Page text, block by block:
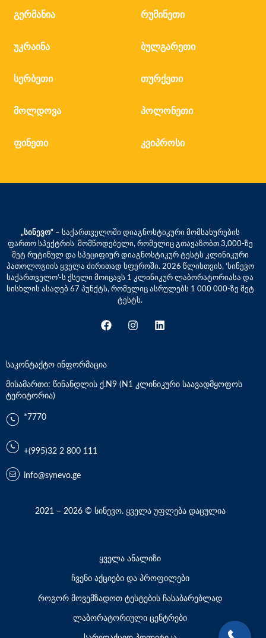
გერმანია რუმინეთი
უკრაინა ბულგარეთი
სერბეთი თურქეთი
მოლდოვა პოლონეთი
ფინეთი კვიპროსი
„სინევო“ – საქართველოში დიაგნოსტიკური მომსახურების
ფართო სპექტრის მომწოდებელი, რომელიც გთავაზობთ 3,000-ზე
მეტ რუტინულ და სპეციფიურ დიაგნოსტიკურ ტესტს კლინიკური
პათოლოგიის ყველა ძირითად სფეროში. 2026 წლისთვის, ‘სინევო
საქართველო’-ს ქსელი მოიცავს 1 კლინიკურ ლაბორატორიასა და
სისხლის ასაღებ 67 პუნქტს, რომელიც ასრულებს 1 000 000-ზე მეტ
ტესტს.
საკონტაქტო ინფორმაცია
მისამართი: წინანდლის ქ.N9 (N1 კლინიკური საავადმყოფოს
ტერიტორია)
*7770
+(995)32 2 800 111
info@synevo.ge
2021 – 2026 © სინევო. ყველა უფლება დაცულია
ყველა ანალიზი
ჩვენი აქციები და პროფილები
როგორ მოვემზადოთ ტესტების ჩასაბარებლად
ლაბორატორიული ცენტრები